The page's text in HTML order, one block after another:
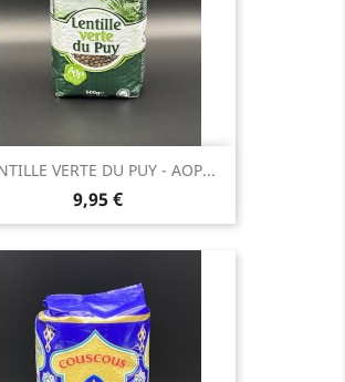
VERTE DU PUY - AOP...
Prix
9,95 €